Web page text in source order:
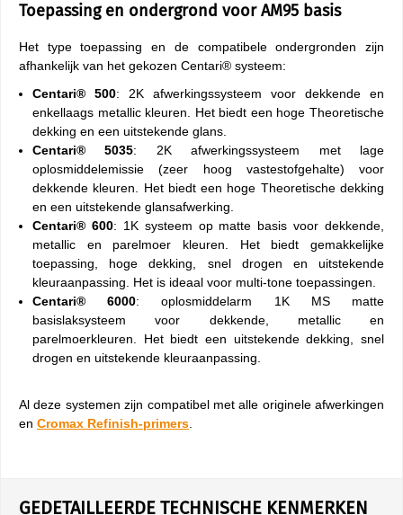
Toepassing en ondergrond voor AM95 basis
Het type toepassing en de compatibele ondergronden zijn
afhankelijk van het gekozen Centari® systeem:
Centari® 500: 2K afwerkingssysteem voor dekkende en
enkellaags metallic kleuren. Het biedt een hoge Theoretische
dekking en een uitstekende glans.
Centari® 5035: 2K afwerkingssysteem met lage
oplosmiddelemissie (zeer hoog vastestofgehalte) voor
dekkende kleuren. Het biedt een hoge Theoretische dekking
en een uitstekende glansafwerking.
Centari® 600: 1K systeem op matte basis voor dekkende,
metallic en parelmoer kleuren. Het biedt gemakkelijke
toepassing, hoge dekking, snel drogen en uitstekende
kleuraanpassing. Het is ideaal voor multi-tone toepassingen.
Centari® 6000: oplosmiddelarm 1K MS matte
basislaksysteem voor dekkende, metallic en
parelmoerkleuren. Het biedt een uitstekende dekking, snel
drogen en uitstekende kleuraanpassing.
Al deze systemen zijn compatibel met alle originele afwerkingen
en Cromax Refinish-primers
GEDETAILLEERDE TECHNISCHE KENMERKEN